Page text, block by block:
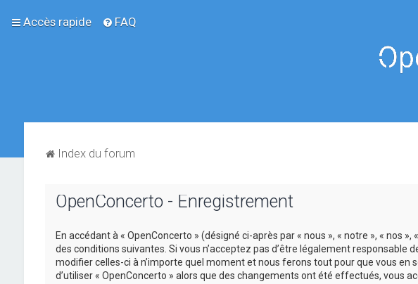
Accès rapide FAQ
Index du forum
OpenConcerto - Enregistrement
En accédant à « OpenConcerto » (désigné ci-après par « nous », « notre », «
des conditions suivantes. Si vous n’acceptez pas d’être légalement responsable
modifier celles-ci à n’importe quel moment et nous ferons tout pour que vous
d’utiliser « OpenConcerto » alors que des changements ont été effectués, vous